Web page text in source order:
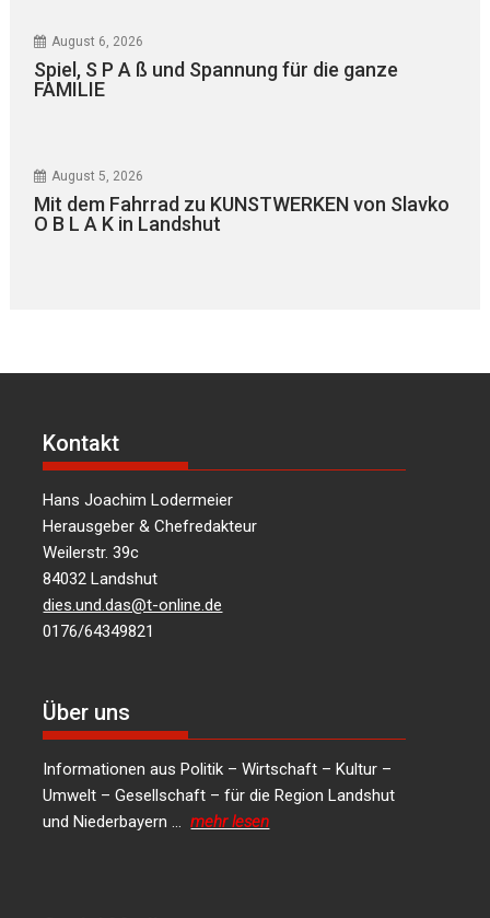
August 6, 2026
Spiel, S P A ß und Spannung für die ganze
FAMILIE
August 5, 2026
Mit dem Fahrrad zu KUNSTWERKEN von Slavko
O B L A K in Landshut
Kontakt
Hans Joachim Lodermeier
Herausgeber & Chefredakteur
Weilerstr. 39c
84032 Landshut
dies.und.das@t-online.de
0176/64349821
Über uns
Informationen aus Politik – Wirtschaft – Kultur –
Umwelt – Gesellschaft – für die Region Landshut
und Niederbayern …mehr lesen